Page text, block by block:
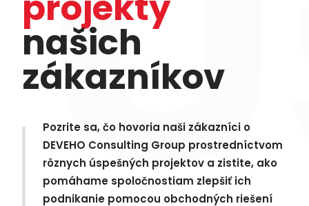
našich
zákazníkov
Pozrite sa, čo hovoria naši zákazníci o
DEVEHO Consulting Group prostredníctvom
rôznych úspešných projektov a zistite, ako
pomáhame spoločnostiam zlepšiť ich
podnikanie pomocou obchodných riešení